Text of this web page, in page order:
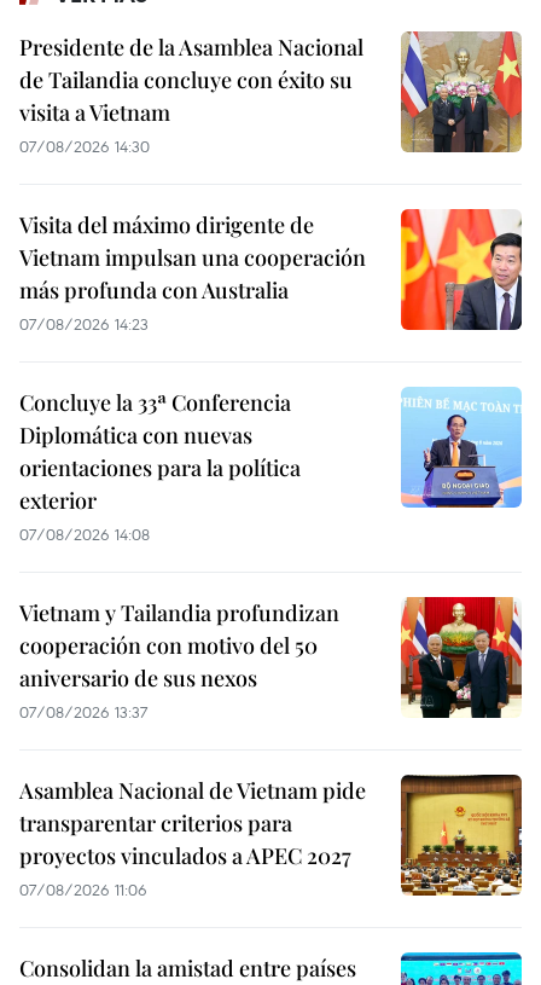
Presidente de la Asamblea Nacional
de Tailandia concluye con éxito su
visita a Vietnam
07/08/2026 14:30
Visita del máximo dirigente de
Vietnam impulsan una cooperación
más profunda con Australia
07/08/2026 14:23
Concluye la 33ª Conferencia
Diplomática con nuevas
orientaciones para la política
exterior
07/08/2026 14:08
Vietnam y Tailandia profundizan
cooperación con motivo del 50
aniversario de sus nexos
07/08/2026 13:37
Asamblea Nacional de Vietnam pide
transparentar criterios para
proyectos vinculados a APEC 2027
07/08/2026 11:06
Consolidan la amistad entre países